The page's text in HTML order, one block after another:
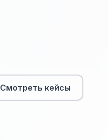
Смотреть кейсы